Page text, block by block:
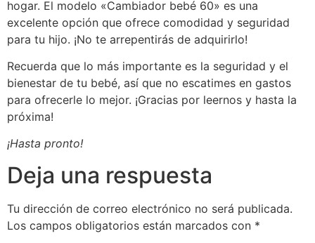
hogar. El modelo «Cambiador bebé 60» es una
excelente opción que ofrece comodidad y seguridad
para tu hijo. ¡No te arrepentirás de adquirirlo!
Recuerda que lo más importante es la seguridad y el
bienestar de tu bebé, así que no escatimes en gastos
para ofrecerle lo mejor. ¡Gracias por leernos y hasta la
próxima!
¡Hasta pronto!
Deja una respuesta
Tu dirección de correo electrónico no será publicada.
Los campos obligatorios están marcados con *